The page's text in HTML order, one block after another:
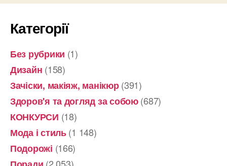
Категорії
Без рубрики (1)
Дизайн (158)
Зачіски, макіяж, манікюр(391)
Здоров'я та догляд за собою(687)
КОНКУРСИ (18)
Мода і стиль(1 148)
Подорожі (166)